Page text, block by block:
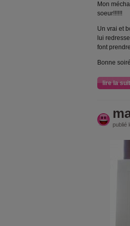
Mon
soeur!!!!!!
Un vrai et
lui
font
Bonne
lire la
publié